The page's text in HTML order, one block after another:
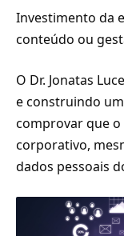
Investimento da
conteúdo ou
O Dr. Jonatas
e construindo
comprovar que
corporativo,
dados pessoais